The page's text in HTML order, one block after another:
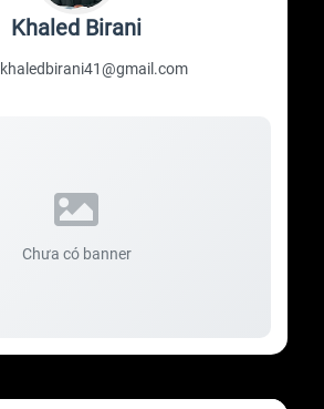
Khaled Birani
khaledbirani41@gmail.com
Chưa có banner